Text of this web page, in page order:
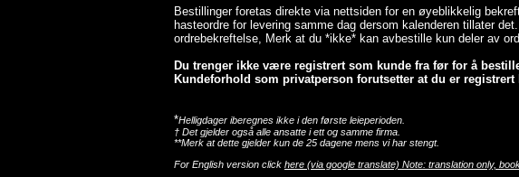
Bestillinger foretas direkte via nettsiden for en øyeblikkelig
hasteordre for levering samme dag dersom kalenderen tillater det.
ordrebekreftelse, Merk at du *ikke* kan avbestille kun deler av
Du trenger ikke være registrert som kunde fra før for å
Kundeforhold som privatperson forutsetter at du er
*Helligdager iberegnes ikke i den første leieperioden.
† Det gjelder også alle ansatte i ett og samme firma.
**Merk at dette gjelder kun de 25 dagene mens vi har stengt.
For English version click here (via google translate) Note: translation only,